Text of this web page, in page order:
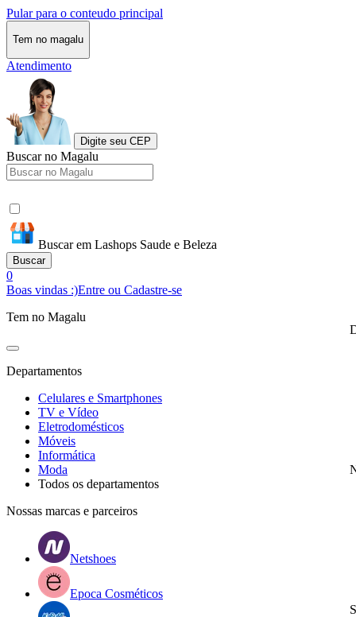
Pular para o conteudo principal
Tem no magalu
Atendimento
Digite seu CEP
Buscar no Magalu
Buscar em Lashops Saude e Beleza
Buscar
0
Boas vindas :)Entre ou Cadastre-se
Tem no Magalu
Departamentos
Celulares e Smartphones
TV e Vídeo
Eletrodomésticos
Móveis
Informática
Moda
Todos os departamentos
Nossas marcas e parceiros
Netshoes
Epoca Cosméticos